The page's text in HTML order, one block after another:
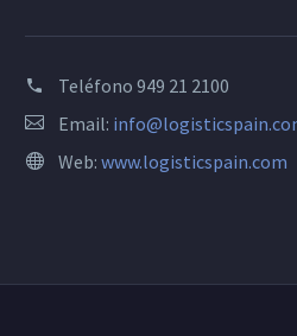
Teléfono 949 21 2100
Email:
Web: www.logisticspain.com